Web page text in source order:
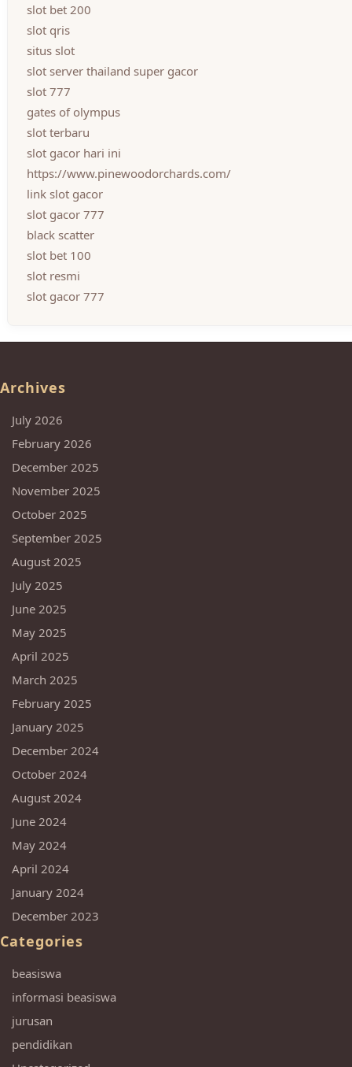
slot bet 200
slot qris
situs slot
slot server thailand super gacor
slot 777
gates of olympus
slot terbaru
slot gacor hari ini
https://www.pinewoodorchards.com/
link slot gacor
slot gacor 777
black scatter
slot bet 100
slot resmi
slot gacor 777
Archives
July 2026
February 2026
December 2025
November 2025
October 2025
September 2025
August 2025
July 2025
June 2025
May 2025
April 2025
March 2025
February 2025
January 2025
December 2024
October 2024
August 2024
June 2024
May 2024
April 2024
January 2024
December 2023
Categories
beasiswa
informasi beasiswa
jurusan
pendidikan